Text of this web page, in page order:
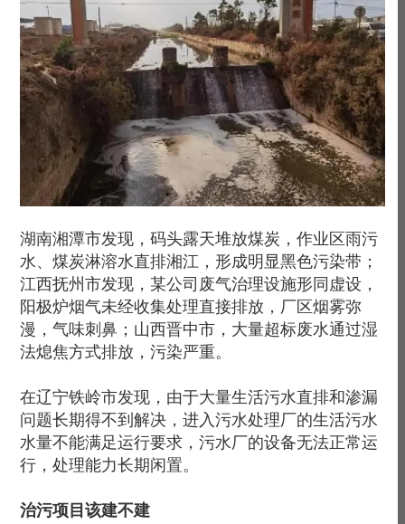
湖南湘潭市发现，码头露天堆放煤炭，作业区雨污
水、煤炭淋溶水直排湘江，形成明显黑色污染带；
江西抚州市发现，某公司废气治理设施形同虚设，
阳极炉烟气未经收集处理直接排放，厂区烟雾弥
漫，气味刺鼻；山西晋中市，大量超标废水通过湿
法熄焦方式排放，污染严重。
在辽宁铁岭市发现，由于大量生活污水直排和渗漏
问题长期得不到解决，进入污水处理厂的生活污水
水量不能满足运行要求，污水厂的设备无法正常运
行，处理能力长期闲置。
治污项目该建不建